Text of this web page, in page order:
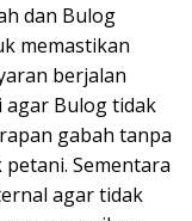
dan Bulog
memastikan
berjalan
agar Bulog tidak
gabah tanpa
Sementara
agar tidak